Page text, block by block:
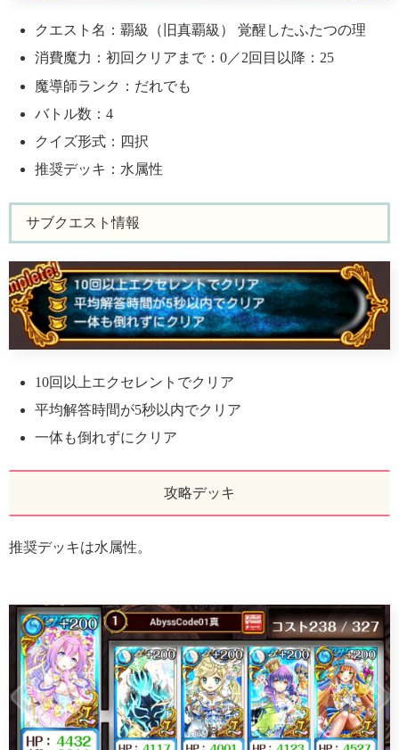
クエスト名：覇級（旧真覇級） 覚醒したふたつの理
消費魔力：初回クリアまで：0／2回目以降：25
魔導師ランク：だれでも
バトル数：4
クイズ形式：四択
推奨デッキ：水属性
サブクエスト情報
10回以上エクセレントでクリア
平均解答時間が5秒以内でクリア
一体も倒れずにクリア
攻略デッキ
推奨デッキは水属性。